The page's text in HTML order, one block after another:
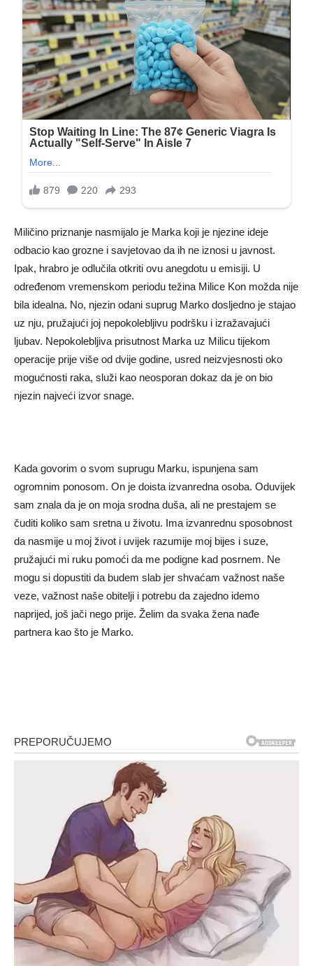
Miličino priznanje nasmijalo je Marka koji je njezine ideje
odbacio kao grozne i savjetovao da ih ne iznosi u javnost.
Ipak, hrabro je odlučila otkriti ovu anegdotu u emisiji. U
određenom vremenskom periodu težina Milice Kon možda nije
bila idealna. No, njezin odani suprug Marko dosljedno je stajao
uz nju, pružajući joj nepokolebljivu podršku i izražavajući
ljubav. Nepokolebljiva prisutnost Marka uz Milicu tijekom
operacije prije više od dvije godine, usred neizvjesnosti oko
mogućnosti raka, služi kao neosporan dokaz da je on bio
njezin najveći izvor snage.
Kada govorim o svom suprugu Marku, ispunjena sam
ogromnim ponosom. On je doista izvanredna osoba. Oduvijek
sam znala da je on moja srodna duša, ali ne prestajem se
čuditi koliko sam sretna u životu. Ima izvanrednu sposobnost
da nasmije u moj život i uvijek razumije moj bijes i suze,
pružajući mi ruku pomoći da me podigne kad posrnem. Ne
mogu si dopustiti da budem slab jer shvaćam važnost naše
veze, važnost naše obitelji i potrebu da zajedno idemo
naprijed, još jači nego prije. Želim da svaka žena nađe
partnera kao što je Marko.